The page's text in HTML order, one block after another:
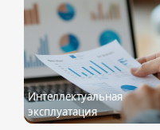
Интеллектуальная
эксплуатация